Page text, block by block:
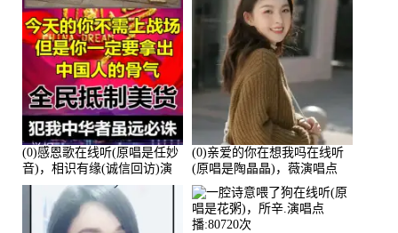
(0)感恩歌在线听(原唱是任妙
音)，相识有缘(诚信回访)演
唱点播:161288次
(0)亲爱的你在想我吗在线听
(原唱是陶晶晶)，薇演唱点
播:159722次